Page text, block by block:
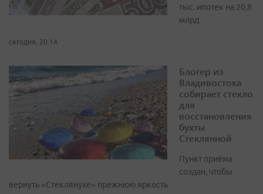
тыс. ипотек на 20,8
млрд
сегодня, 20:14
Блогер из
Владивостока
собирает стекло
для
восстановления
бухты
Стеклянной
Пункт приёма
создан, чтобы
вернуть «Стеклянухе» прежнюю яркость